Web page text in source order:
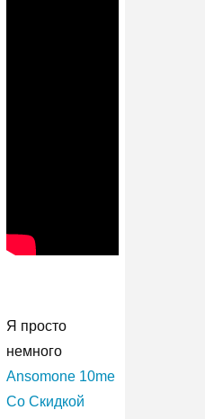
Я просто
немного
Ansomone 10me
Со Скидкой